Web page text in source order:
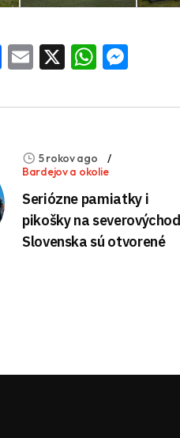
Facebook
Email
X
5 rokov ago
Bardejov a okolie
Seriózne pamiatky i
pikošky na
Slovenska sú otvorené